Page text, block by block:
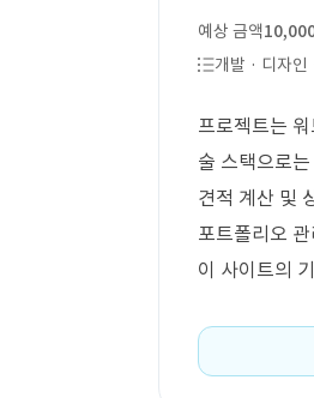
예상 금액
개발 · 디자인
프로젝트는
술 스택으로
견적 계산 및
포트폴리오
이 사이트의